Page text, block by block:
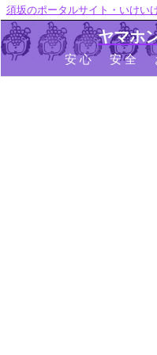
須坂のポータルサイト・いけい
ヤマホ
安心 安全